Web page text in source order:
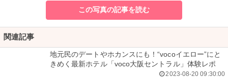
この写真の記事を読む
関連記事
地元民のデートやホカンスにも！“vocoイエロー”にと
きめく最新ホテル「voco大阪セントラル」体験レポ
2023-08-20 09:30:00